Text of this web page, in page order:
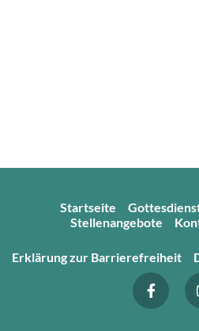
Startseite
Stellenangebote
Erklärung zur Barrierefreiheit